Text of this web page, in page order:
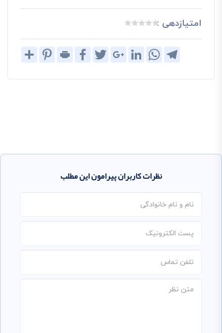
امتیازدهی :
Share
PinterestPrint
FacebookTwitterGoogle+LinkedIn
WhatsAppTelegram
نظرات کاربران پیرامون این مطلب